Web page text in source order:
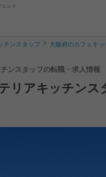
ント
チンスタッフ 大阪府のカフェキ
ンスタッフの転職・求人情報
リアキッチン